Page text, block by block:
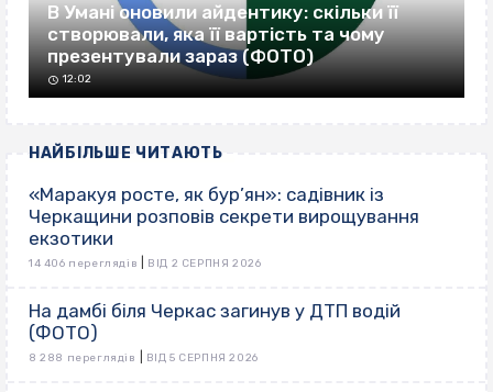
В Умані оновили айдентику: скільки її
створювали, яка її вартість та чому
презентували зараз (ФОТО)
12:02
НАЙБІЛЬШЕ ЧИТАЮТЬ
«Маракуя росте, як бур’ян»: садівник із
Черкащини розповів секрети вирощування
екзотики
14 406 переглядів ВІД 2 СЕРПНЯ 2026
На дамбі біля Черкас загинув у ДТП водій
(ФОТО)
8 288 переглядів ВІД 5 СЕРПНЯ 2026